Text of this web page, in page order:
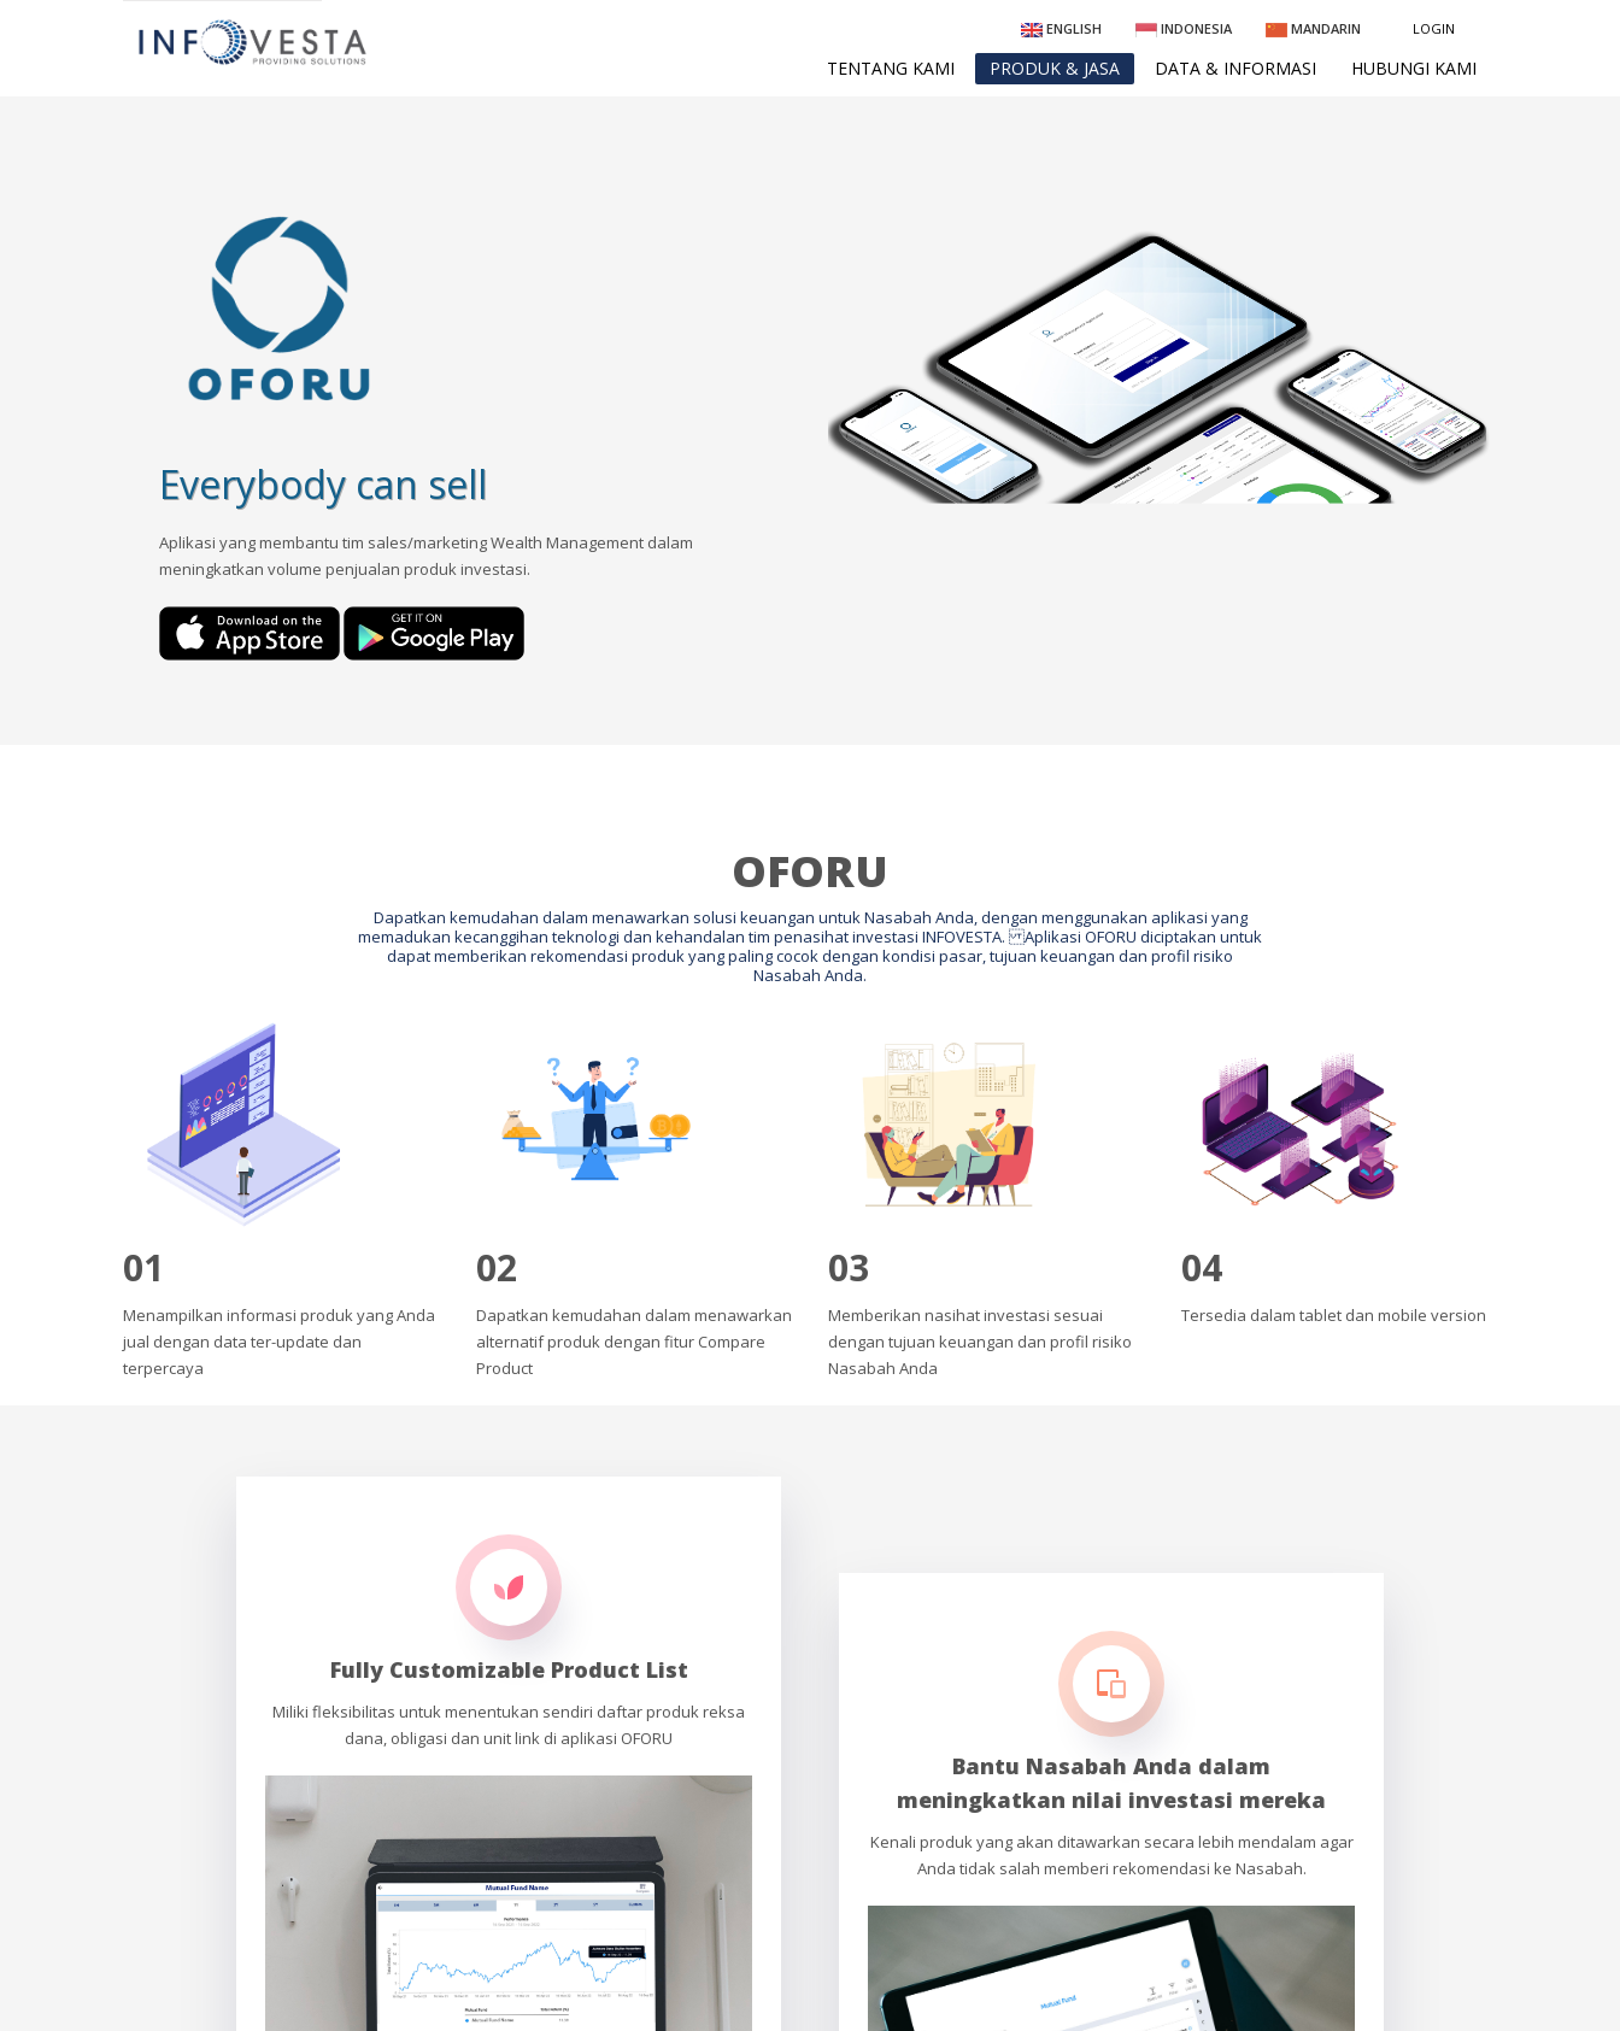
ENGLISH INDONESIA MANDARIN LOGIN
TENTANG KAMI PRODUK & JASA DATA & INFORMASI HUBUNGI KAMI
Everybody can sell
Aplikasi yang membantu tim sales/marketing Wealth Management dalam
meningkatkan volume penjualan produk investasi.
OFORU
Dapatkan kemudahan dalam menawarkan solusi keuangan untuk Nasabah Anda, dengan menggunakan aplikasi yang
memadukan kecanggihan teknologi dan kehandalan tim penasihat investasi INFOVESTA. Aplikasi OFORU diciptakan untuk
dapat memberikan rekomendasi produk yang paling cocok dengan kondisi pasar, tujuan keuangan dan profil risiko
Nasabah Anda.
01
Menampilkan informasi produk yang Anda
jual dengan data ter-update dan
terpercaya
02
Dapatkan kemudahan dalam menawarkan
alternatif produk dengan fitur Compare
Product
03
Memberikan nasihat investasi sesuai
dengan tujuan keuangan dan profil risiko
Nasabah Anda
04
Tersedia dalam tablet dan mobile version
Fully Customizable Product List
Miliki fleksibilitas untuk menentukan sendiri daftar produk reksa
dana, obligasi dan unit link di aplikasi OFORU
Bantu Nasabah Anda dalam
meningkatkan nilai investasi mereka
Kenali produk yang akan ditawarkan secara lebih mendalam agar
Anda tidak salah memberi rekomendasi ke Nasabah.